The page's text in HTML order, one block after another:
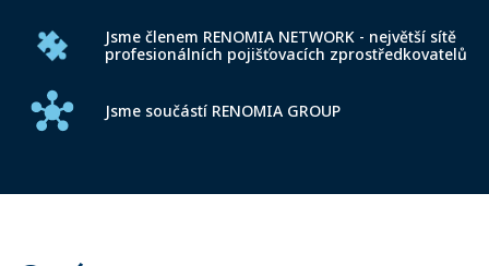
Jsme členem RENOMIA NETWORK - největší sítě
profesionálních pojišťovacích zprostředkovatelů
Jsme součástí RENOMIA GROUP